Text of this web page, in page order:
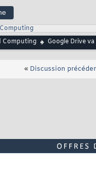
Computing Google Drive
« Discussion